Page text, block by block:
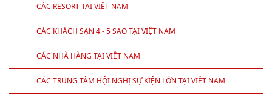
CÁC RESORT TẠI VIỆT NAM
CÁC KHÁCH SẠN 4 - 5 SAO TẠI VIỆT NAM
CÁC NHÀ HÀNG TẠI VIỆT NAM
CÁC TRUNG TÂM HỘI NGHỊ SỰ KIỆN LỚN TẠI VIỆT NAM